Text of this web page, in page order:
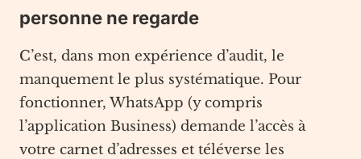
personne ne regarde
C’est, dans mon expérience d’audit, le
manquement le plus systématique. Pour
fonctionner, WhatsApp (y compris
l’application Business) demande l’accès à
votre carnet d’adresses et téléverse les